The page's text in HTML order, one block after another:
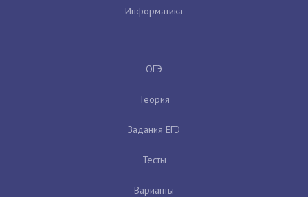
Информатика
ОГЭ
Теория
Задания ЕГЭ
Тесты
Варианты